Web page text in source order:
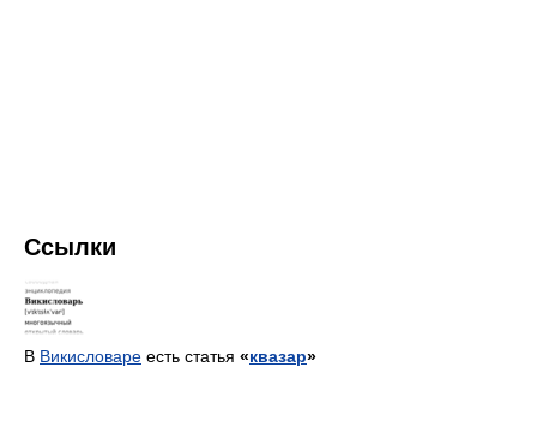
Ссылки
В Викисловаре есть статья «квазар»